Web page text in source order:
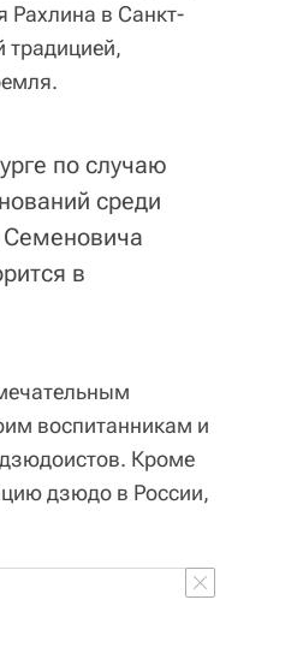
Рахлина в Санкт-
традицией,
по случаю
среди
в
воспитанникам и
Кроме
дзюдо в России,